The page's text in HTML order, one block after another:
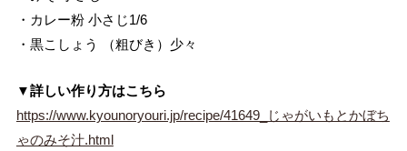
・カレー粉 小さじ1/6
・黒こしょう （粗びき）少々
▼詳しい作り方はこちら
https://www.kyounoryouri.jp/recipe/41649_じゃがいもとかぼち
ゃのみそ汁.html